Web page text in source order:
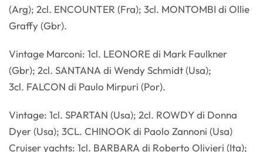
(Arg); 2cl. ENCOUNTER (Fra); 3cl. MONTOMBI di Ollie
Graffy (Gbr).
Vintage Marconi: 1cl. LEONORE di Mark Faulkner
(Gbr); 2cl. SANTANA di Wendy Schmidt (Usa);
3cl. FALCON di Paulo Mirpuri (Por).
Vintage: 1cl. SPARTAN (Usa); 2cl. ROWDY di Donna
Dyer (Usa); 3CL. CHINOOK di Paolo Zannoni (Usa)
Cruiser yachts: 1cl. BARBARA di Roberto Olivieri (Ita);